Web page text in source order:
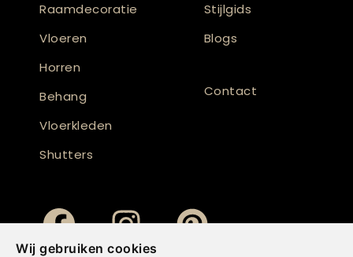
Wij gebruiken cookies
Raamdecoratie
Vloeren
Horren
Behang
Vloerkleden
Shutters
Stijlgids
Blogs
Contact